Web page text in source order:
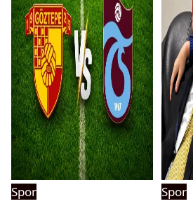
Spor
Spor